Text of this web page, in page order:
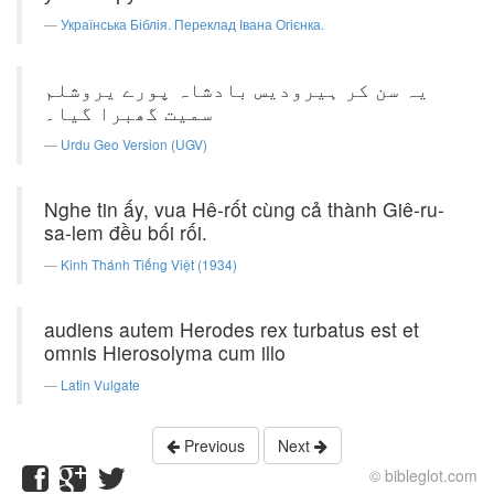
Українська Біблія. Переклад Івана Огієнка.
یہ سن کر ہیرودیس بادشاہ پورے یروشلم
سمیت گھبرا گیا۔
Urdu Geo Version (UGV)
Nghe tin ấy, vua Hê-rốt cùng cả thành Giê-ru-
sa-lem đều bối rối.
Kinh Thánh Tiếng Việt (1934)
audiens autem Herodes rex turbatus est et
omnis Hierosolyma cum illo
Latin Vulgate
Previous
Next
© bibleglot.com